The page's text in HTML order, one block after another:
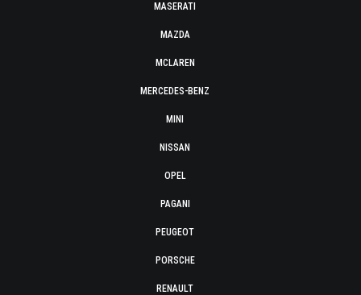
MASERATI
MAZDA
MCLAREN
MERCEDES-BENZ
MINI
NISSAN
OPEL
PAGANI
PEUGEOT
PORSCHE
RENAULT